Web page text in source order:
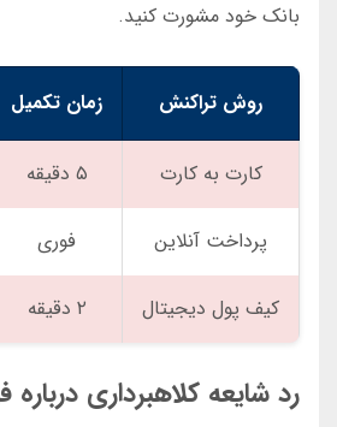
بانک خود مشورت کنید.
روش تراکنش زمان تکمیل
کارت به کارت ۵ دقیقه
پرداخت آنلاین فوری
کیف پول دیجیتال ۲ دقیقه
رد شایعه کلاهبرداری